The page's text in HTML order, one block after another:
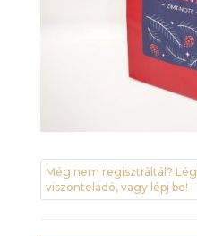
Még nem regisztráltál?
viszonteladó, vagy lépj be!